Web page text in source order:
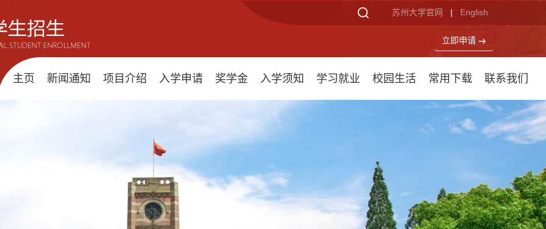
苏州大学官网 | English
立即申请
主页 新闻通知 项目介绍 入学申请 奖学金 入学须知 学习就业 校园生活 常用下载 联系我们